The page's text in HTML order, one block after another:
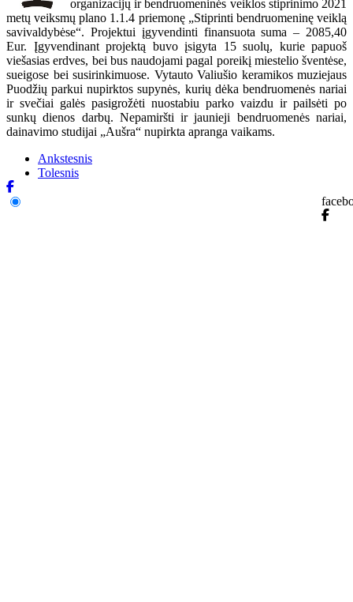
organizacijų ir bendruomeninės veiklos stiprinimo 2021
metų veiksmų plano 1.1.4 priemonę „Stiprinti bendruomeninę veiklą
savivaldybėse“. Projektui įgyvendinti finansuota suma – 2085,40
Eur. Įgyvendinant projektą buvo įsigyta 15 suolų, kurie papuoš
viešasias erdves, bei bus naudojami pagal poreikį miestelio šventėse,
sueigose bei susirinkimuose. Vytauto Valiušio keramikos muziejaus
Puodžių parkui nupirktos supynės, kurių dėka bendruomenės nariai
ir svečiai galės pasigrožėti nuostabiu parko vaizdu ir pailsėti po
sunkų dienos darbų. Nepamiršti ir jaunieji bendruomenės nariai,
dainavimo studijai „Aušra“ nupirkta apranga vaikams.
Ankstesnis
Tolesnis